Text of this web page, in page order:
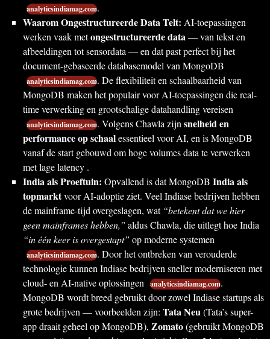
analyticsindiamag.com.
Waarom Ongestructureerde Data Telt: AI-toepassingen
werken vaak metongestructureerde data— van tekst en
afbeeldingen tot sensordata — en dat past perfect bij het
document-gebaseerde databasemodel van MongoDB
analyticsindiamag.com. De flexibiliteit en schaalbaarheid van
MongoDB maken het populair voor AI-toepassingen die real-
time verwerking en grootschalige datahandling vereisen
analyticsindiamag.com. Volgens Chawla zijn snelheid en
performance op schaalessentieel voor AI, en is MongoDB
vanaf de start gebouwd om hoge volumes data te verwerken
met lage latency .
India als Proeftuin: Opvallend is dat MongoDB India als
topmarktvoor AI-adoptie ziet. Veel Indiase bedrijven hebben
de mainframe-tijd overgeslagen, wat “betekent dat we hier
geen mainframes hebben,” aldus Chawla, die uitlegt hoe India
“in één keer is overgestapt” op moderne systemen
analyticsindiamag.com. Door het ontbreken van verouderde
technologie kunnen Indiase bedrijven sneller moderniseren met
cloud- en AI-native oplossingen
analyticsindiamag.com.
MongoDB wordt breed gebruikt door zowel Indiase startups als
grote bedrijven — voorbeelden zijn: Tata Neu(Tata’s super-
app draait geheel op MongoDB), Zomato(gebruikt MongoDB